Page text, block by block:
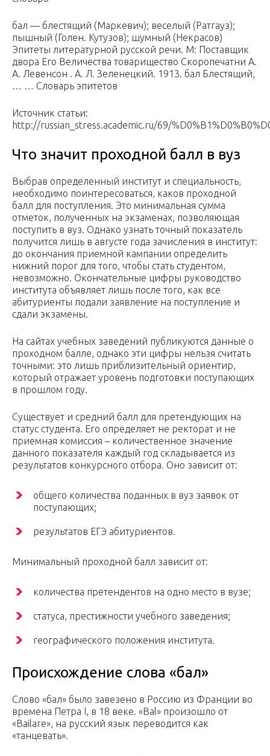
бал — блестящий (Маркевич); веселый (Ратгауз);
пышный (Голен. Кутузов); шумный (Некрасов)
Эпитеты литературной русской речи. М: Поставщик
двора Его Величества товарищество Скоропечатни А.
А. Левенсон . А. Л. Зеленецкий. 1913. бал Блестящий,
… … Словарь эпитетов
Источник статьи:
http://russian_stress.academic.ru/69/
Что значит проходной балл в вуз
Выбрав определенный институт и специальность,
необходимо поинтересоваться, каков проходной
балл для поступления. Это минимальная сумма
отметок, полученных на экзаменах, позволяющая
поступить в вуз. Однако узнать точный показатель
получится лишь в августе года зачисления в институт:
до окончания приемной кампании определить
нижний порог для того, чтобы стать студентом,
невозможно. Окончательные цифры руководство
института объявляет лишь после того, как все
абитуриенты подали заявление на поступление и
сдали экзамены.
На сайтах учебных заведений публикуются данные о
проходном балле, однако эти цифры нельзя считать
точными: это лишь приблизительный ориентир,
который отражает уровень подготовки поступающих
в прошлом году.
Существует и средний балл для претендующих на
статус студента. Его определяет не ректорат и не
приемная комиссия – количественное значение
данного показателя каждый год складывается из
результатов конкурсного отбора. Оно зависит от:
общего количества поданных в вуз заявок от
поступающих;
результатов ЕГЭ абитуриентов.
Минимальный проходной балл зависит от:
количества претендентов на одно место в вузе;
статуса, престижности учебного заведения;
географического положения института.
Происхождение слова «бал»
Слово «бал» было завезено в Россию из Франции во
времена Петра I, в 18 веке. «Bal» произошло от
«Bailare», на русский язык переводится как
«танцевать».